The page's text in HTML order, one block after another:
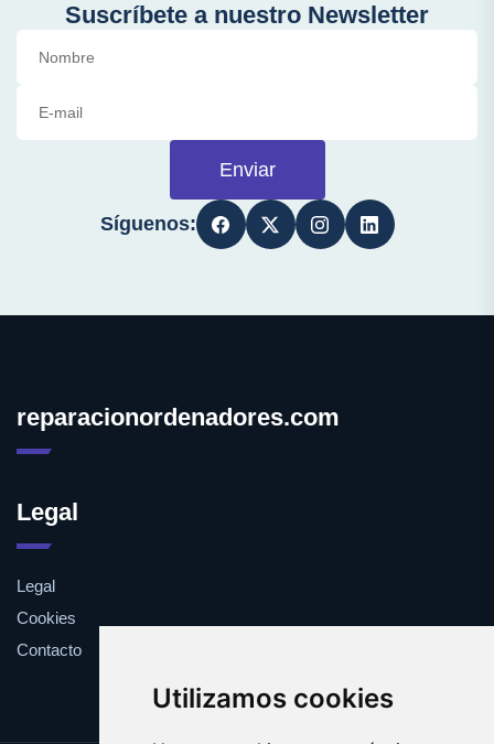
Utilizamos cookies
Suscríbete a nuestro Newsletter
Enviar
Síguenos:
reparacionordenadores.com
Legal
Legal
Cookies
Contacto